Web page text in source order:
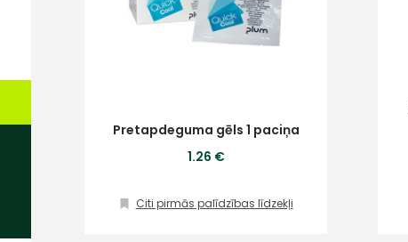
Pretapdeguma gēls 1 paciņa
1.26 €
Citi pirmās palīdzības līdzekļi